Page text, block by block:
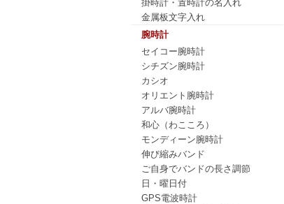
掛時計・置時計の名入れ
金属板文字入れ
腕時計
セイコー腕時計
シチズン腕時計
カシオ
オリエント腕時計
アルバ腕時計
和心（わこころ）
モンディーン腕時計
伸び縮みバンド
ご自身でバンドの長さ調節
日・曜日付
GPS電波時計